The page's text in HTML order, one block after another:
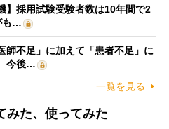
】採用試験受験者数は10年間で2
も…
師不足」に加えて「患者不足」に
今後…
一覧を見る
みた、使ってみた